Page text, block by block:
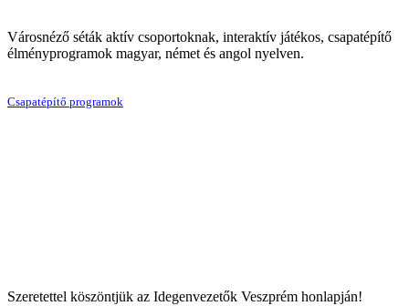
Városnéző séták aktív csoportoknak, interaktív játékos, csapatépítő
élményprogramok magyar, német és angol nyelven.
Csapatépítő programok
Szeretettel köszöntjük az Idegenvezetők Veszprém honlapján!